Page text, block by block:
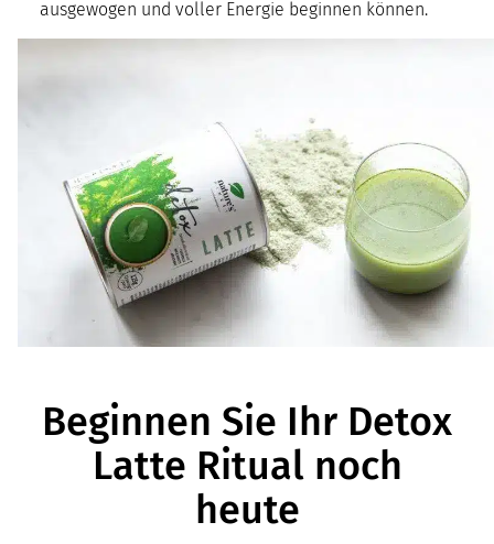
ausgewogen und voller Energie beginnen können.
Beginnen Sie Ihr Detox
Latte Ritual noch
heute